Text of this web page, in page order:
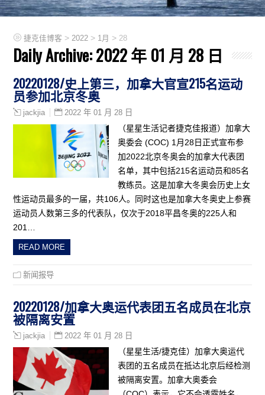
捷克佳博客 > 2022 > 1月 > 28
Daily Archive:2022 年 01 月 28 日
20220128/史上第三，加拿大官宣215名运动
员参加北京冬奥
jackjia 2022 年 01 月 28 日
（星星生活记者捷克佳报道）加拿大
奥委会 (COC) 1月28日正式宣布参
加2022北京冬奥会的加拿大代表团
名单，其中包括215名运动员和85名
教练员。这是加拿大冬奥会历史上女
性运动员最多的一届，共106人。同时这也是加拿大冬奥史上参赛
运动员人数第三多的代表队，仅次于2018平昌冬奥的225人和
201…
READ MORE
新闻报导
20220128/加拿大奥运代表团五名成员在北京
被隔离安置
jackjia 2022 年 01 月 28 日
（星星生活/捷克佳）加拿大奥运代
表团的五名成员在抵达北京后经检测
被隔离安置。加拿大奥委会